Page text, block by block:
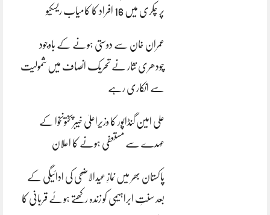
پر چکری میں 16 افراد کا کامیاب ریسکیو
عمران خان سے دوستی ہونے کے باوجود
چودھری نثار نے تحریک انصاف میں شمولیت
سے انکاری رہے
علی امین گنڈاپور کا وزیراعلیٰ خیبرپختونخوا کے
عہدے سے مستعفی ہونے کا اعلان
پاکستان بھر میں نمازِ عیدالاضحی کی ادائیگی کے
بعد سنتِ ابراہیمی کو زندہ رکھتے ہوئے قربانی کا